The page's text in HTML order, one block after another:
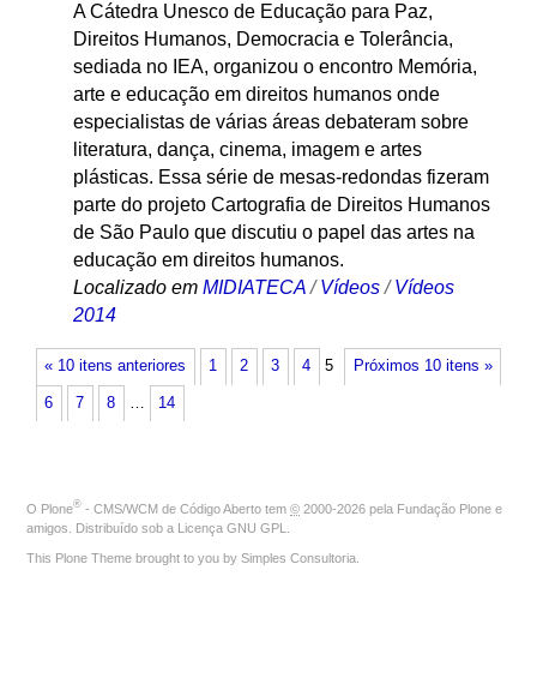
A Cátedra Unesco de Educação para Paz,
Direitos Humanos, Democracia e Tolerância,
sediada no IEA, organizou o encontro Memória,
arte e educação em direitos humanos onde
especialistas de várias áreas debateram sobre
literatura, dança, cinema, imagem e artes
plásticas. Essa série de mesas-redondas fizeram
parte do projeto Cartografia de Direitos Humanos
de São Paulo que discutiu o papel das artes na
educação em direitos humanos.
Localizado em MIDIATECA /Vídeos /Vídeos
2014
« 10 itens anteriores Próximos 10 itens »
1 2 3 4 5
6 7 8 … 14
O Plone® - CMS/WCM de Código Aberto tem © 2000-2026 pela Fundação Plone e
amigos. Distribuído sob a Licença GNU GPL
This Plone Theme brought to you by Simples Consultoria